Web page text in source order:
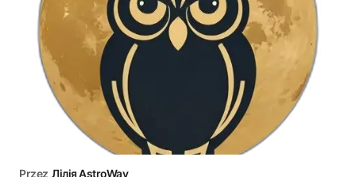
Przez Лілія AstroWay